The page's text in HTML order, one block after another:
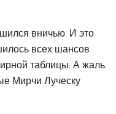
вничью. И это
всех шансов
таблицы. А жаль.
Мирчи Луческу